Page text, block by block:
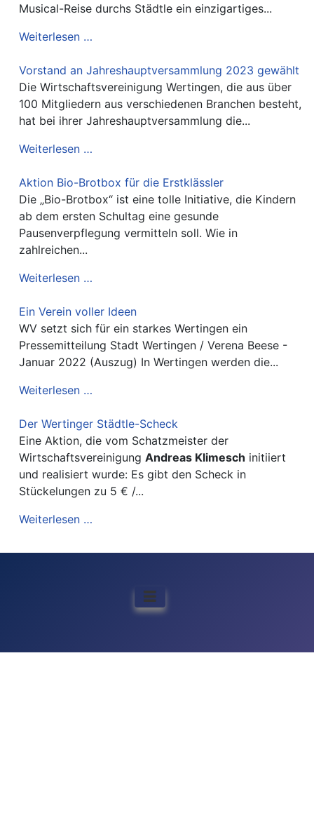
Musical-Reise durchs Städtle ein einzigartiges...
Weiterlesen …
Vorstand an Jahreshauptversammlung 2023 gewählt
Die Wirtschaftsvereinigung Wertingen, die aus über
100 Mitgliedern aus verschiedenen Branchen besteht,
hat bei ihrer Jahreshauptversammlung die...
Weiterlesen …
Aktion Bio-Brotbox für die Erstklässler
Die „Bio-Brotbox“ ist eine tolle Initiative, die Kindern
ab dem ersten Schultag eine gesunde
Pausenverpflegung vermitteln soll. Wie in
zahlreichen...
Weiterlesen …
Ein Verein voller Ideen
WV setzt sich für ein starkes Wertingen ein
Pressemitteilung Stadt Wertingen / Verena Beese -
Januar 2022 (Auszug) In Wertingen werden die...
Weiterlesen …
Der Wertinger Städtle-Scheck
Eine Aktion, die vom Schatzmeister der
WirtschaftsvereinigungAndreas Klimesch initiiert
und realisiert wurde: Es gibt den Scheck in
Stückelungen zu 5 € /...
Weiterlesen …